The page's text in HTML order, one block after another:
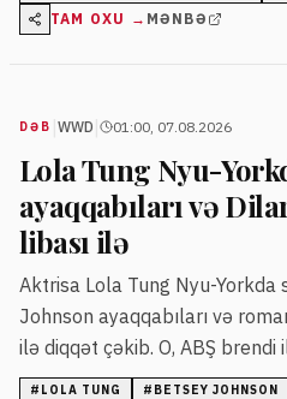
TAM OXU → MƏNBƏ
DƏB WWD 01:00, 07.08.2026
Lola Tung Nyu-
ayaqqabıları və
libası ilə
Aktrisa Lola Tung Nyu-
Johnson ayaqqabıları və
ilə diqqət çəkib. O, ABŞ brendi
genişləndirir.
# LOLA TUNG # BETSEY JOHNSON